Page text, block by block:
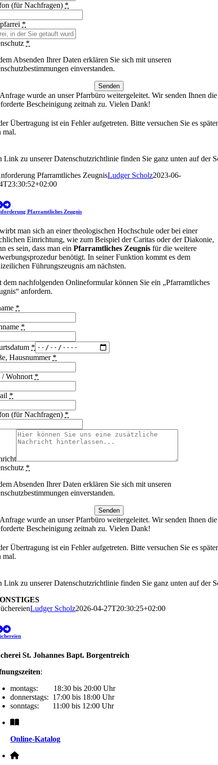
(für Nachfragen) *
*
*
Absenden Ihrer Daten erklären Sie sich mit unseren
einverstanden.
Senden
wurde an unser Pfarrbüro weitergeleitet. Wir senden Ihnen die
Bescheinigung zeitnah zu. Vielen Dank!
Übertragung ist ein Fehler aufgetreten. Bitte versuchen Sie es später
mal.
Link zu unserer Datenschutzrichtlinie finden Sie ganz unten auf der
Pfarramtliches ZeugnisLudger Scholz2023-06-
Pfarramtliches Zeugnis
man sich an einer theologischen Hochschule oder bei einer
Einrichtung, wie zum Beispiel der Caritas oder der Diakonie,
es sein, dass man ein Pfarramtliches Zeugnis für die weitere
benötigt. In seiner Funktion kommt es dem
Führungszeugnis am nächsten.
dem nachfolgenden Onlineformular können Sie ein „Pfarramtliches
anfordern.
*
*
*
Hausnummer *
Wohnort *
*
(für Nachfragen) *
*
Absenden Ihrer Daten erklären Sie sich mit unseren
einverstanden.
Senden
wurde an unser Pfarrbüro weitergeleitet. Wir senden Ihnen die
Bescheinigung zeitnah zu. Vielen Dank!
Übertragung ist ein Fehler aufgetreten. Bitte versuchen Sie es später
mal.
Link zu unserer Datenschutzrichtlinie finden Sie ganz unten auf der
Ludger Scholz2026-04-27T20:30:25+02:00
St. Johannes Bapt. Borgentreich
:
montags: 18:30 bis 20:00 Uhr
donnerstags: 17:00 bis 18:00 Uhr
sonntags: 11:00 bis 12:00 Uhr
Online-Katalog